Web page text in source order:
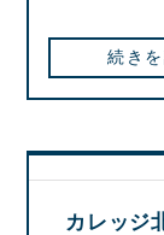
続き
カレッジ